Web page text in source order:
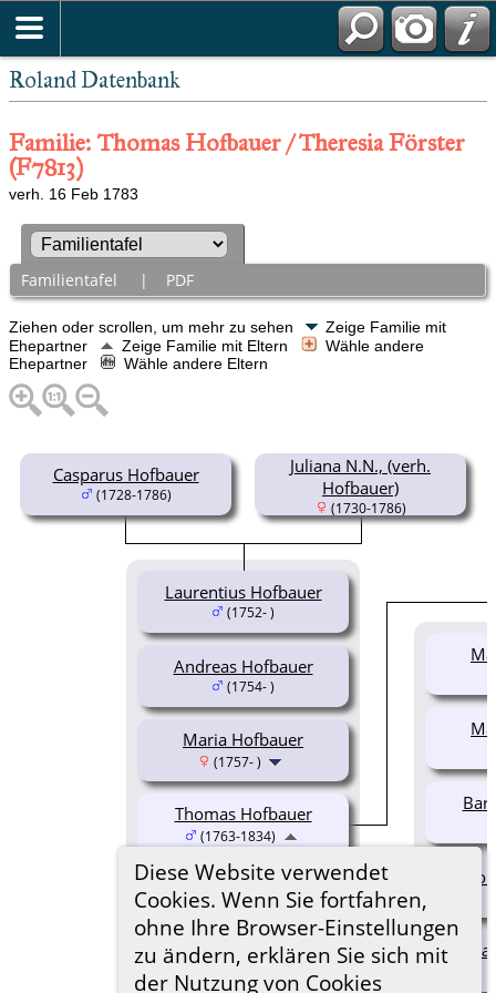
Roland Datenbank
Diese Website verwendet
Cookies. Wenn Sie fortfahren,
ohne Ihre Browser-Einstellungen
zu ändern, erklären Sie sich mit
der Nutzung von Cookies
Familie: Thomas Hofbauer / Theresia Förster
(F7813)
verh. 16 Feb 1783
Familientafel | PDF
Ziehen oder scrollen, um mehr zu sehen
Zeige Familie mit
Ehepartner
Zeige Familie mit Eltern
Wähle andere
Ehepartner
Wähle andere Eltern
Casparus Hofbauer
(1728-1786)
Juliana N.N., (verh.
Hofbauer)
(1730-1786)
Laurentius Hofbauer
(1752- )
Andreas Hofbauer
(1754- )
Maria Hofbauer
(1757- )
Thomas Hofbauer
(1763-1834)